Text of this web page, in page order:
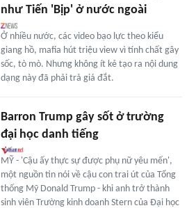
như Tiến 'Bịp' ở nước ngoài
Ở nhiều nước, các video bạo lực theo kiểu
giang hồ, mafia hút triệu view vì tính chất gây
sốc, tò mò. Nhưng không ít kẻ tạo ra nội dung
dạng này đã phải trả giá đắt.
Barron Trump gây sốt ở trường
đại học danh tiếng
MỸ - 'Cậu ấy thực sự được phụ nữ yêu mến',
một nguồn tin nói về cậu con trai út của Tổng
thống Mỹ Donald Trump - khi anh trở thành
sinh viên Trường kinh doanh Stern của Đại học